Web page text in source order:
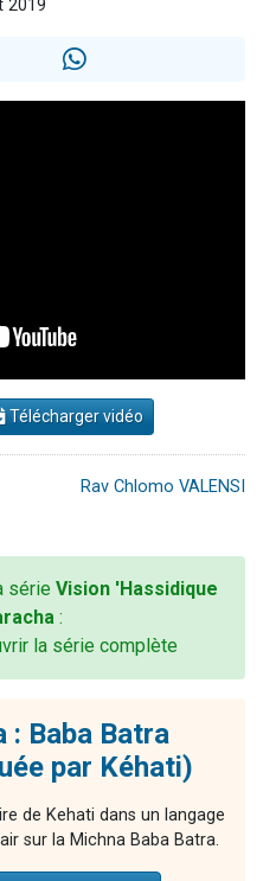
donner son Maasser
2019
Télécharger vidéo
Rav Chlomo VALENSI
série Vision 'Hassidique
:
la série complète
: Baba Batra
par Kéhati)
de Kehati dans un langage
sur la Michna Baba Batra.